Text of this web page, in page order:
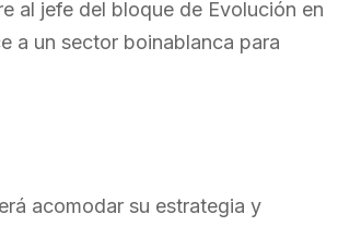
al jefe del bloque de Evolución en
a un sector boinablanca para
acomodar su estrategia y